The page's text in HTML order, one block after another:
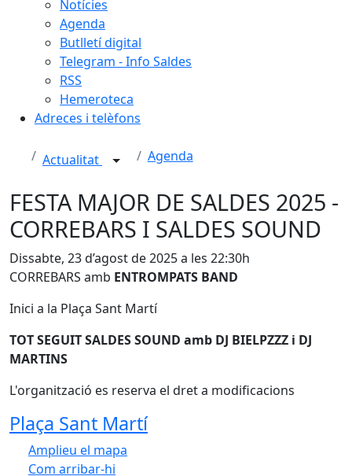
Notícies
Agenda
Butlletí digital
Telegram - Info Saldes
RSS
Hemeroteca
Adreces i telèfons
Actualitat Agenda
FESTA MAJOR DE SALDES 2025 -
CORREBARS I SALDES SOUND
Dissabte, 23 d’agost de 2025 a les 22:30h
CORREBARS amb ENTROMPATS BAND
Inici a la Plaça Sant Martí
TOT SEGUIT SALDES SOUND amb DJ BIELPZZZ i DJ
MARTINS
L'organització es reserva el dret a modificacions
Plaça Sant Martí
Amplieu el mapa
Com arribar-hi